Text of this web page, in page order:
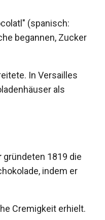
(spanisch:
begannen, Zucker
In Versailles
als
gründeten 1819 die
indem er
Cremigkeit erhielt.